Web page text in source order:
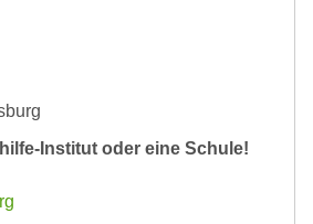
Institut oder eine Schule!